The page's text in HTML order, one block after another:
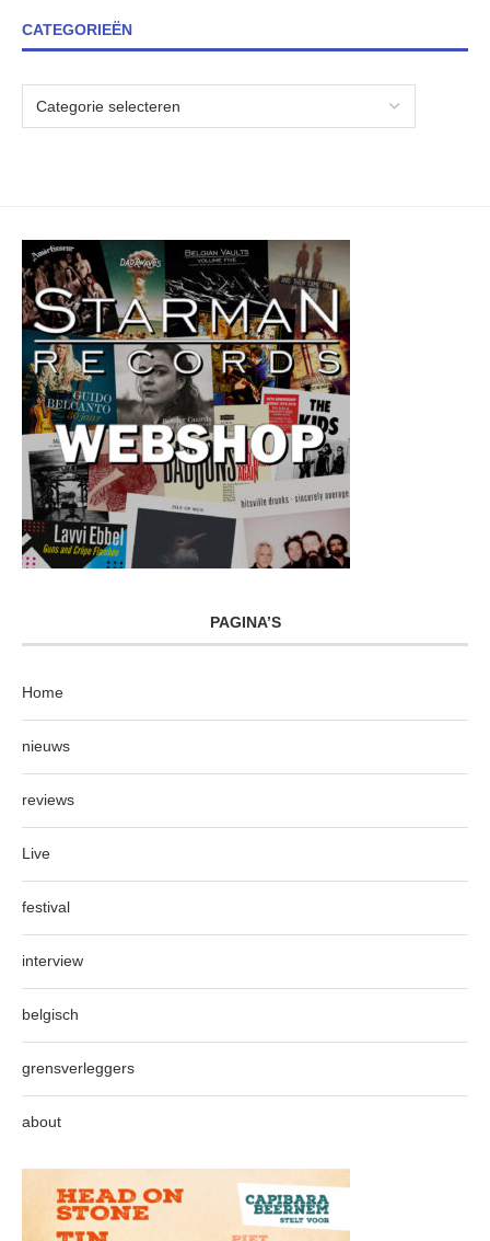
CATEGORIEËN
PAGINA’S
Home
nieuws
reviews
Live
festival
interview
belgisch
grensverleggers
about